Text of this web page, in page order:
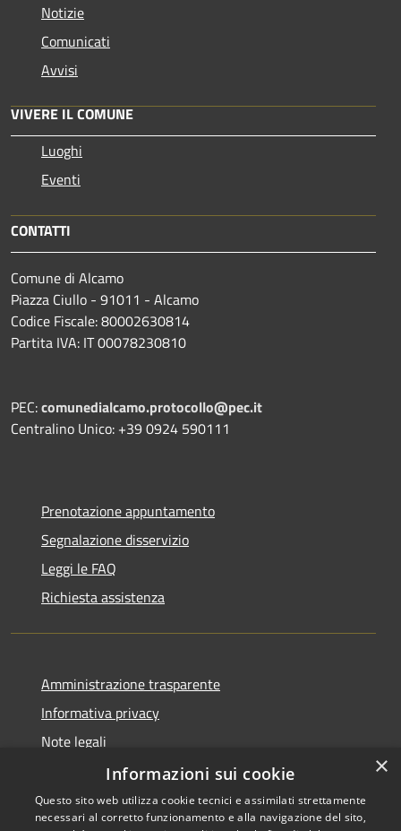
Notizie
Comunicati
Avvisi
VIVERE IL COMUNE
Luoghi
Eventi
CONTATTI
Comune di Alcamo
Piazza Ciullo - 91011 - Alcamo
Codice Fiscale: 80002630814
Partita IVA: IT 00078230810
PEC:comunedialcamo.protocollo@pec.it
Centralino Unico: +39 0924 590111
Prenotazione appuntamento
Segnalazione disservizio
Leggi le FAQ
Richiesta assistenza
Amministrazione trasparente
Informativa privacy
Note legali
Dichiarazione di accessibilità
×
Informazioni sui cookie
Questo sito web utilizza cookie tecnici e assimilati strettamente
necessari al corretto funzionamento e alla navigazione del sito,